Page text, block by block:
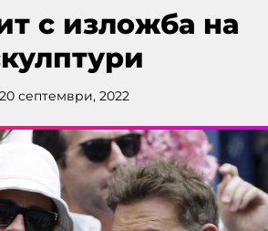
с изложба на
20 септември, 2022